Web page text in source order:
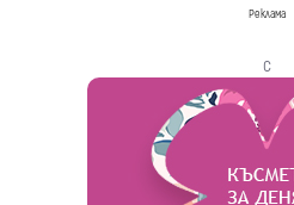
Реклама
с